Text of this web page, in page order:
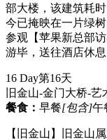
部大楼，该建筑耗
今已掩映在一片绿
参观【苹果新总部访
游毕，送往酒店休息
16 Day第16天
旧金山-金门大桥-
餐食： 早餐[包含]午
【旧金山】旧金山